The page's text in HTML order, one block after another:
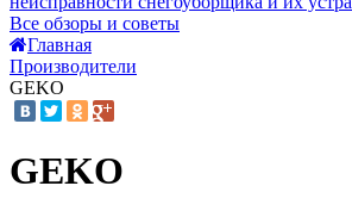
Все обзоры и советы
Главная
Производители
GEKO
GEKO